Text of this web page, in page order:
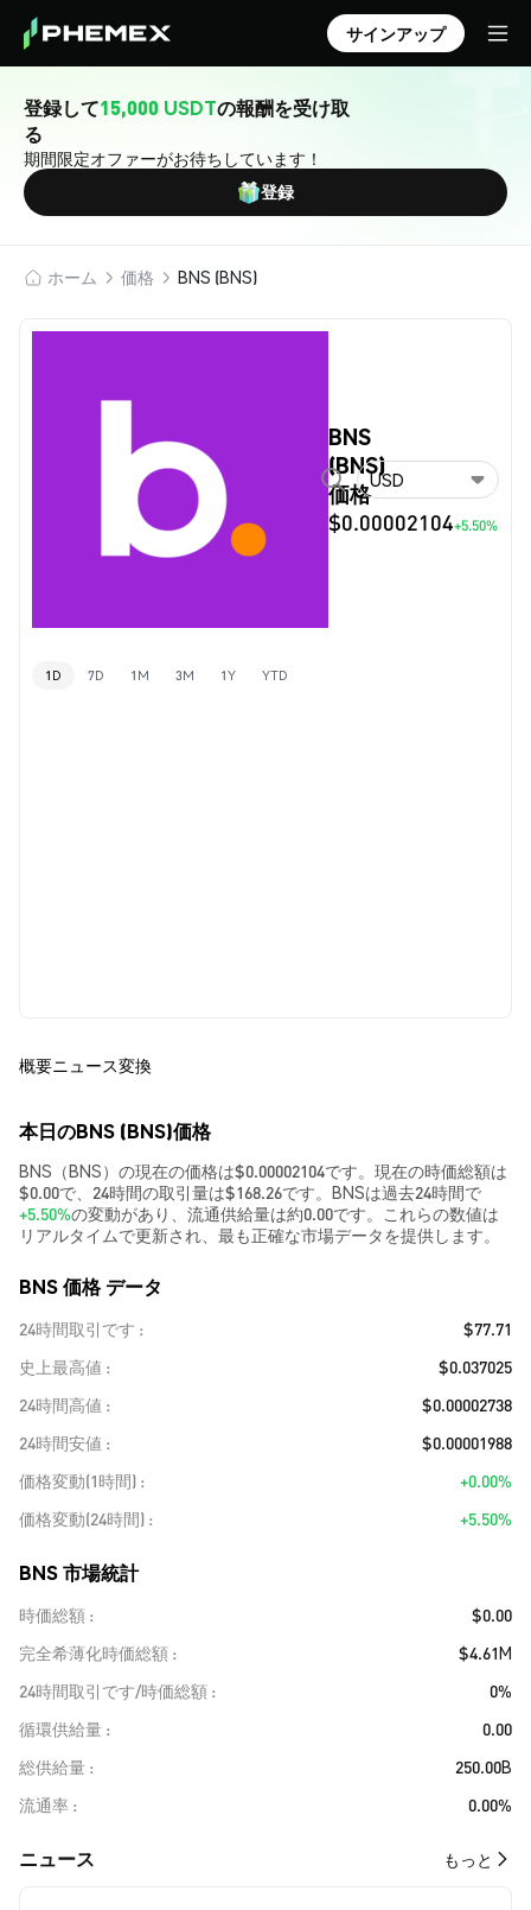
サインアップ
登録して15,000 USDTの報酬を受け取
る
期間限定オファーがお待ちしています！
登録
ホーム 価格 BNS (BNS)
BNS
(BNS)
価格
$0.00002104+5.50%
USD
1D 7D 1M 3M 1Y YTD
概要ニュース変換
本日のBNS (BNS)価格
BNS（BNS）の現在の価格は$0.00002104です。現在の時価総額は
$0.00で、24時間の取引量は$168.26です。BNSは過去24時間で
+5.50%の変動があり、流通供給量は約0.00です。これらの数値は
リアルタイムで更新され、最も正確な市場データを提供します。
BNS 価格 データ
24時間取引です
$77.71
史上最高値
$0.037025
24時間高値
$0.00002738
24時間安値
$0.00001988
価格変動(1時間)
+0.00%
価格変動(24時間)
+5.50%
BNS 市場統計
時価総額
$0.00
完全希薄化時価総額
$4.61M
24時間取引です/時価総額
0%
循環供給量
0.00
総供給量
250.00B
流通率
0.00%
​​ニュース​​ もっと